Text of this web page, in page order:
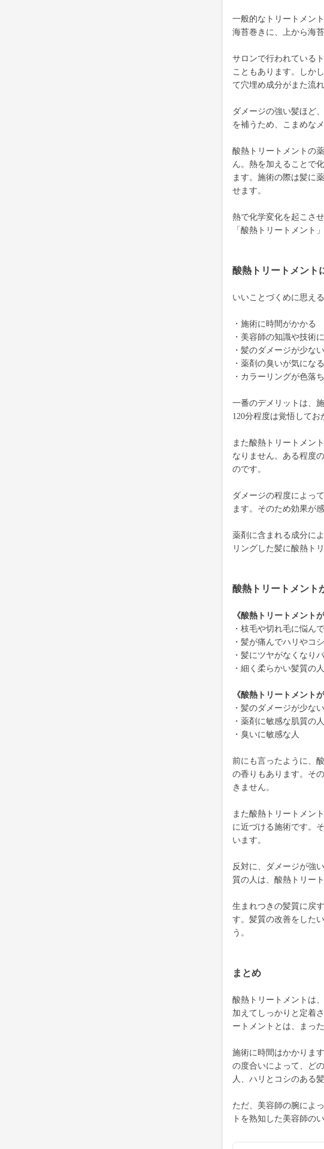
一般的なトリートメン
海苔巻きに、上から海
サロンで行われている
こともあります。しか
て穴埋め成分がまた流
ダメージの強い髪ほど
を補うため、こまめな
酸熱トリートメントの
ん。熱を加えることで
ます。施術の際は髪に
せます。
熱で化学変化を起こさ
「酸熱トリートメント
酸熱トリートメント
いいことづくめに思え
・施術に時間がかかる
・美容師の知識や技術
・髪のダメージが少な
・薬剤の臭いが気にな
・カラーリングが色落
一番のデメリットは、
120分程度は覚悟してお
また酸熱トリートメン
なりません。ある程度
のです。
ダメージの程度によっ
ます。そのため効果が
薬剤に含まれる成分に
リングした髪に酸熱ト
酸熱トリートメント
《酸熱トリートメント
・枝毛や切れ毛に悩ん
・髪が痛んでハリやコ
・髪にツヤがなくなり
・細く柔らかい髪質の人
《酸熱トリートメント
・髪のダメージが少な
・薬剤に敏感な肌質の人
・臭いに敏感な人
前にも言ったように、
の香りもあります。そ
きません。
また酸熱トリートメン
に近づける施術です。
います。
反対に、ダメージが強
質の人は、酸熱トリー
生まれつきの髪質に戻
す。髪質の改善をした
う。
まとめ
酸熱トリートメントは
加えてしっかりと定着
ートメントとは、まっ
施術に時間はかかりま
の度合いによって、ど
人、ハリとコシのある
ただ、美容師の腕によ
トを熟知した美容師の